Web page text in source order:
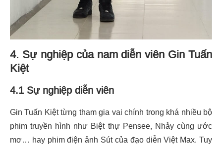
4. Sự nghiệp của nam diễn viên Gin Tuấn
Kiệt
4.1 Sự nghiệp diễn viên
Gin Tuấn Kiệt từng tham gia vai chính trong khá nhiều bộ
phim truyền hình như Biệt thự Pensee, Nhảy cùng ước
mơ… hay phim điện ảnh Sút của đạo diễn Việt Max. Tuy